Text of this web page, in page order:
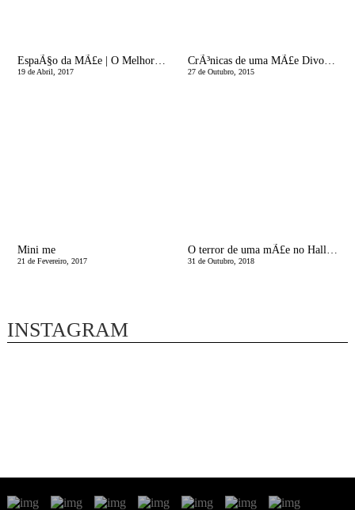
EspaÃ§o da MÃ£e | O Melhor para Eles...
19 de Abril, 2017
CrÃ³nicas de uma MÃ£e Divorciada | Chegou o horÃ¡rio de Inverno
27 de Outubro, 2015
Mini me
21 de Fevereiro, 2017
O terror de uma mÃ£e no Halloween
31 de Outubro, 2018
INSTAGRAM